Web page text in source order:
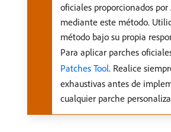
oficiales proporcionados por
mediante este método.
método bajo su propia
Para aplicar parches
Patches Tool. Realice
exhaustivas antes de
cualquier parche